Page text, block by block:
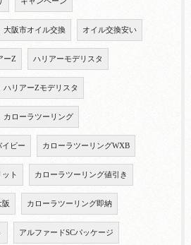
大阪市オイル交換 オイル交換安い
ーZ ハリアーモデリスタ
ハリアーZモデリスタ
カローラツーリング
イビー カローラツーリングWXB
ト カローラツーリング値引き
阪 カローラツーリング即納
アルファードSCパッケージ